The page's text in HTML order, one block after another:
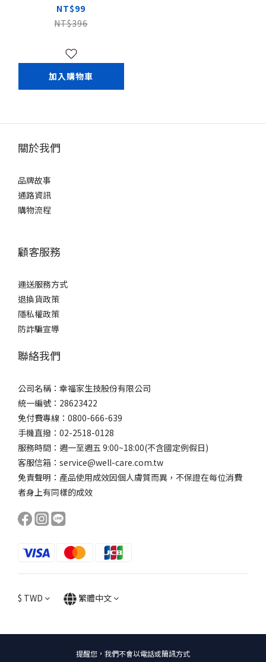
NT$99
NT$396
加入購物車
關於我們
品牌故事
通路資訊
購物流程
顧客服務
運送服務方式
退換貨政策
隱私權政策
防詐騙宣導
聯絡我們
公司名稱：幸福家生技股份有限公司
統一編號：28623422
免付費專線：0800-666-639
手機直撥：02-2518-0128
服務時間：週一至週五 9:00~18:00(不含國定例假日)
客服信箱：service@well-care.com.tw
免責聲明：產品使用成效因個人膚質而異，不保證在每位消費
者身上有同樣的成效
$ TWD 繁體中文
提醒您，我們不會以電話或簡訊方式